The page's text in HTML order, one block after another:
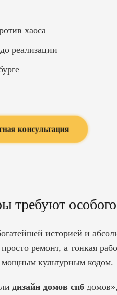
хаоса
реализации
консультация
требуют
историей и
ремонт, а тонкая
мощным культурным кодом.
дизайн домов спб